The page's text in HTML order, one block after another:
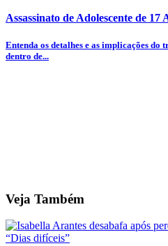
Assassinato de Adolescente de 17
Entenda os detalhes e as implicações do
dentro de...
Veja Também